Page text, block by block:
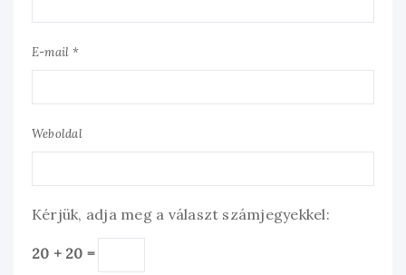
E-mail *
Weboldal
Kérjük, adja meg a választ számjegyekkel:
20 + 20 =